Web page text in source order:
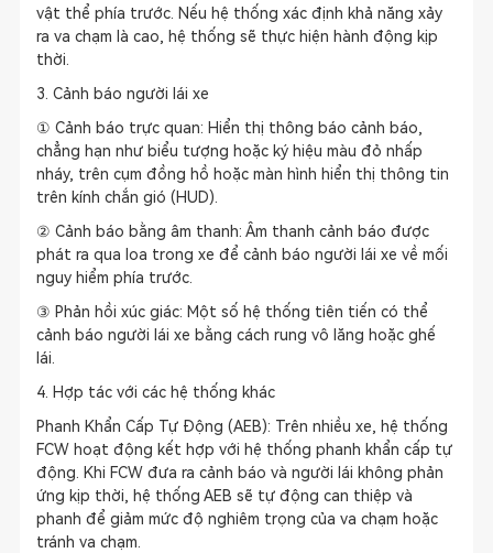
vật thể phía trước. Nếu hệ thống xác định khả năng xảy
ra va chạm là cao, hệ thống sẽ thực hiện hành động kịp
thời.
3. Cảnh báo người lái xe
① Cảnh báo trực quan: Hiển thị thông báo cảnh báo,
chẳng hạn như biểu tượng hoặc ký hiệu màu đỏ nhấp
nháy, trên cụm đồng hồ hoặc màn hình hiển thị thông tin
trên kính chắn gió (HUD).
② Cảnh báo bằng âm thanh: Âm thanh cảnh báo được
phát ra qua loa trong xe để cảnh báo người lái xe về mối
nguy hiểm phía trước.
③ Phản hồi xúc giác: Một số hệ thống tiên tiến có thể
cảnh báo người lái xe bằng cách rung vô lăng hoặc ghế
lái.
4. Hợp tác với các hệ thống khác
Phanh Khẩn Cấp Tự Động (AEB): Trên nhiều xe, hệ thống
FCW hoạt động kết hợp với hệ thống phanh khẩn cấp tự
động. Khi FCW đưa ra cảnh báo và người lái không phản
ứng kịp thời, hệ thống AEB sẽ tự động can thiệp và
phanh để giảm mức độ nghiêm trọng của va chạm hoặc
tránh va chạm.